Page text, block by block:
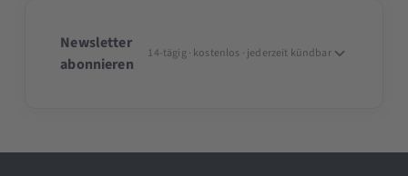
Newsletter
abonnieren
14-tägig · kostenlos · jederzeit kündbar